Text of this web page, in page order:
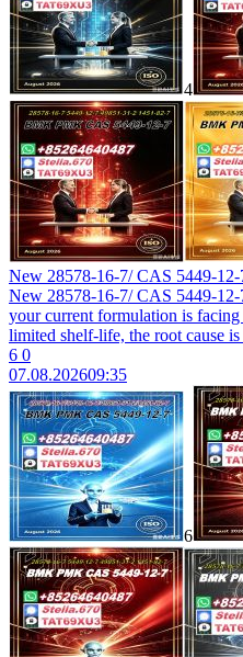
4
New 28578-16-7/ CAS 5449-12-
New 28578-16-7/ CAS 5449-
your current formulation is
limited shelf-life, the root cause
6 0
07.08.202609:35
6